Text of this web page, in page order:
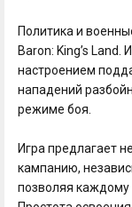
Политика и
Baron: King’s
настроением
нападений
режиме боя.
Игра предлагает
кампанию,
позволяя каждому